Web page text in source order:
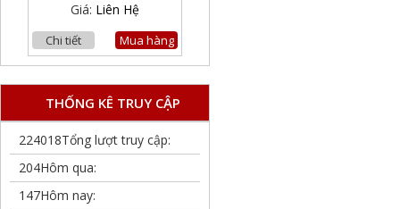
Giá: Liên Hệ
Chi tiết Mua hàng
THỐNG KÊ TRUY CẬP
224018Tổng lượt truy cập:
204Hôm qua:
147Hôm nay: